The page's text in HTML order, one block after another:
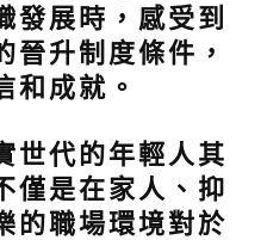
發展時，感受到
晉升制度條件，
和成就。
世代的年輕人其
僅是在家人、抑
的職場環境對於